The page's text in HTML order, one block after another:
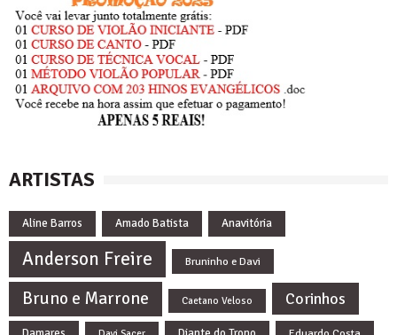
ARTISTAS
Aline Barros Amado Batista Anavitória
Anderson Freire Bruninho e Davi
Bruno e Marrone Caetano Veloso Corinhos